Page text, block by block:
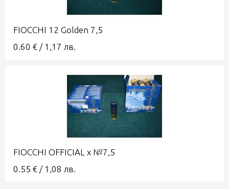
FIOCCHI 12 Golden 7,5
0.60 € / 1,17 лв.
FIOCCHI OFFICIAL x №7,5
0.55 € / 1,08 лв.